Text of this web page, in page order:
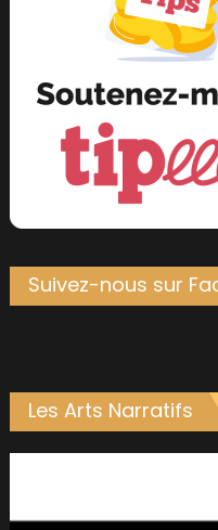
Suivez-nous sur
Les Arts Narratifs